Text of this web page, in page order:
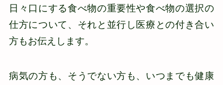
日々口にする食べ物の重要性や食べ物の選択の
仕方について、それと並行し医療との付き合い
方もお伝えします。
病気の方も、そうでない方も、いつまでも健康